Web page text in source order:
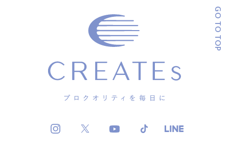
GO TO TOP